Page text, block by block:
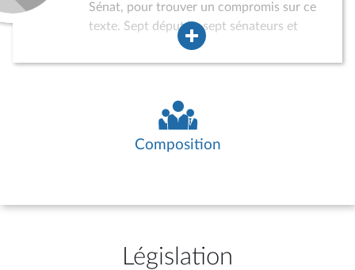
Sénat, pour trouver un compromis sur ce
texte. Sept députés, sept sénateurs et
autant de suppléants sont convoqués
par le Gouvernement. En cas d’accord,
Sans accord, le texte peut faire l’objet
d’une nouvelle lecture. En cas de
désaccord persistant, le Gouvernement
Composition
Législation